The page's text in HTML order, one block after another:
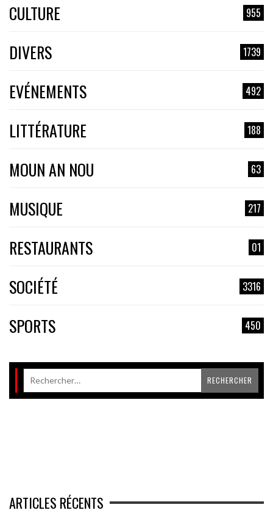
CULTURE 955
DIVERS 1739
EVÉNEMENTS 492
LITTÉRATURE 188
MOUN AN NOU 63
MUSIQUE 217
RESTAURANTS 01
SOCIÉTÉ 3316
SPORTS 450
ARTICLES RÉCENTS